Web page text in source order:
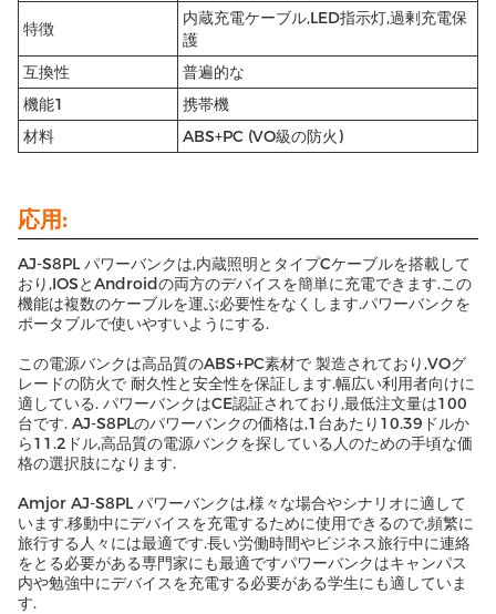
特徴
内蔵充電ケーブル,LED指示灯,過剰充電保
護
互換性
普遍的な
機能1
携帯機
材料
ABS+PC (VO級の防火)
応用:
AJ-S8PL パワーバンクは,内蔵照明とタイプCケーブルを搭載して
おり,IOSとAndroidの両方のデバイスを簡単に充電できます.この
機能は複数のケーブルを運ぶ必要性をなくします.パワーバンクを
ポータブルで使いやすいようにする.
この電源バンクは高品質のABS+PC素材で 製造されており,VOグ
レードの防火で 耐久性と安全性を保証します.幅広い利用者向けに
適している. パワーバンクはCE認証されており,最低注文量は100
台です. AJ-S8PLのパワーバンクの価格は,1台あたり10.39ドルか
ら11.2ドル,高品質の電源バンクを探している人のための手頃な価
格の選択肢になります.
Amjor AJ-S8PL パワーバンクは,様々な場合やシナリオに適して
います.移動中にデバイスを充電するために使用できるので,頻繁に
旅行する人々には最適です.長い労働時間やビジネス旅行中に連絡
をとる必要がある専門家にも最適ですパワーバンクはキャンパス
内や勉強中にデバイスを充電する必要がある学生にも適していま
す.